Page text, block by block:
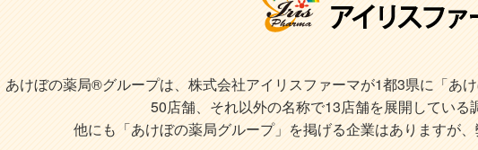
あけぼの薬局®グループは、株式会社アイリスファーマが1都3県に「あ
50店舗、それ以外の名称で13店舗を展開している
他にも「あけぼの薬局グループ」を掲げる企業はありますが、